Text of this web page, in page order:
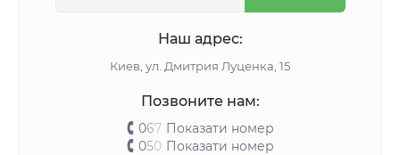
Наш адрес:
Киeв, ул. Дмитрия Луценка, 15
Позвоните нам:
067 Показати номер
050 Показати номер